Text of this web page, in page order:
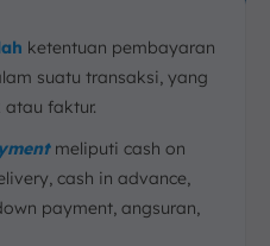
ketentuan pembayaran
suatu transaksi, yang
faktur.
meliputi cash on
cash in advance,
payment, angsuran,